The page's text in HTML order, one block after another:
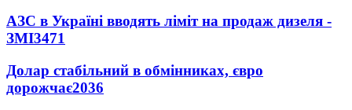
АЗС в Україні вводять ліміт на продаж дизеля -
ЗМІ3471
Долар стабільний в обмінниках, євро
дорожчає2036